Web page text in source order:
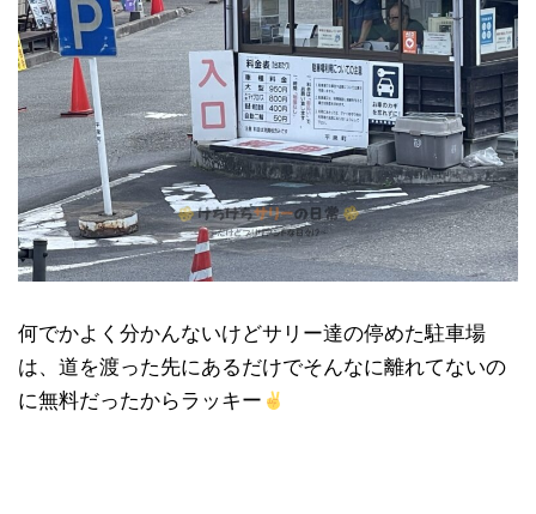
何でかよく分かんないけどサリー達の停めた駐車場
は、道を渡った先にあるだけでそんなに離れてないの
に無料だったからラッキー